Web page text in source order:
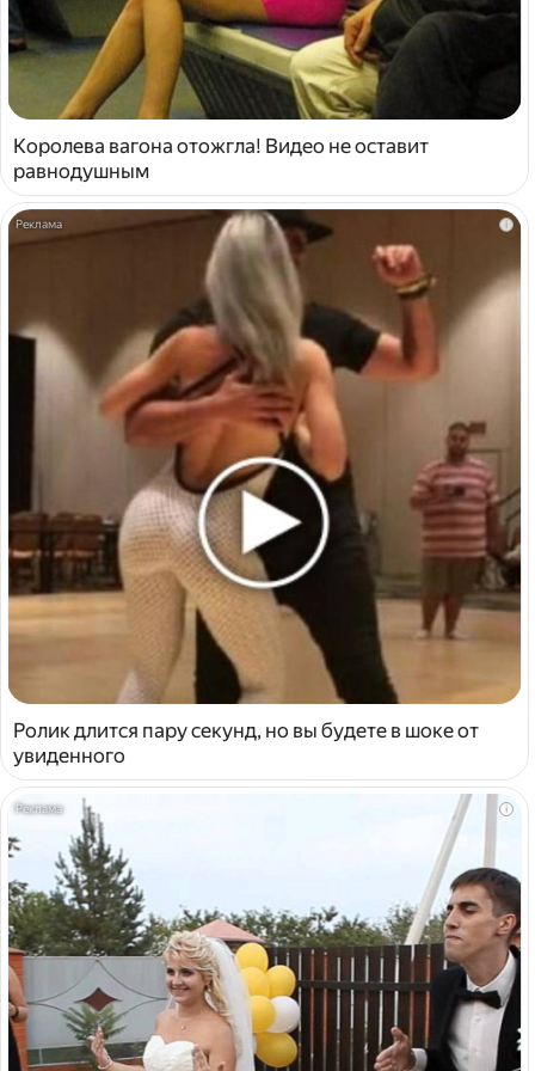
Королева вагона отожгла! Видео не оставит
равнодушным
i
Ролик длится пару секунд, но вы будете в шоке от
увиденного
i